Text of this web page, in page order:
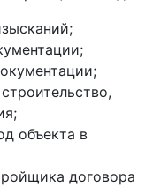
объекта в
договора